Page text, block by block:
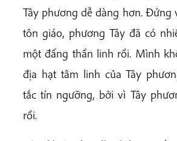
Tây phương dễ dàng hơn. Đứng
tôn giáo, phương Tây đã có
một đấng thần linh rồi. Mình
địa hạt tâm linh của Tây
tắc tín ngưỡng, bởi vì Tây
rồi.